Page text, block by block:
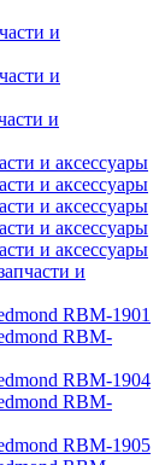
и
и
и
и аксессуары
и аксессуары
и аксессуары
и аксессуары
и аксессуары
и
RBM-1901
RBM-
RBM-1904
RBM-
RBM-1905